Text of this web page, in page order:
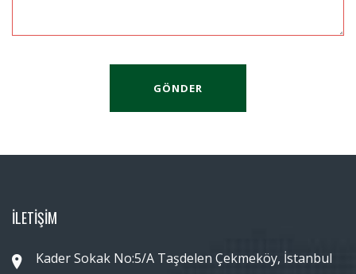
GÖNDER
İLETİŞİM
Kader Sokak No:5/A Taşdelen Çekmeköy, İstanbul